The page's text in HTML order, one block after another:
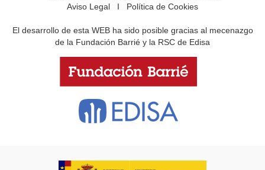
Aviso Legal I Política de Cookies
El desarrollo de esta WEB ha sido posible gracias al mecenazgo
de la Fundación Barrié y la RSC de Edisa